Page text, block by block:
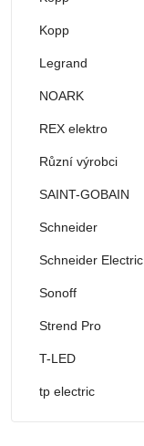
Kopp
Legrand
NOARK
REX elektro
Různí výrobci
SAINT-GOBAIN
Schneider
Schneider Electric
Sonoff
Strend Pro
T-LED
tp electric